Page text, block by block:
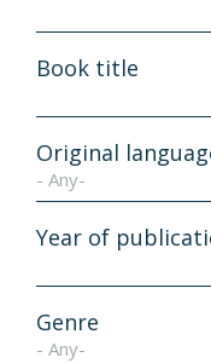
Book title
Original
- Any-
Year of
Genre
- Any-